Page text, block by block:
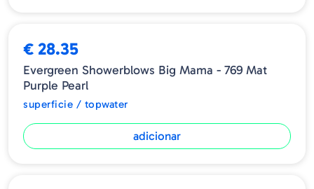
€ 28.35
Evergreen Showerblows Big Mama - 769 Mat
Purple Pearl
superficie / topwater
adicionar